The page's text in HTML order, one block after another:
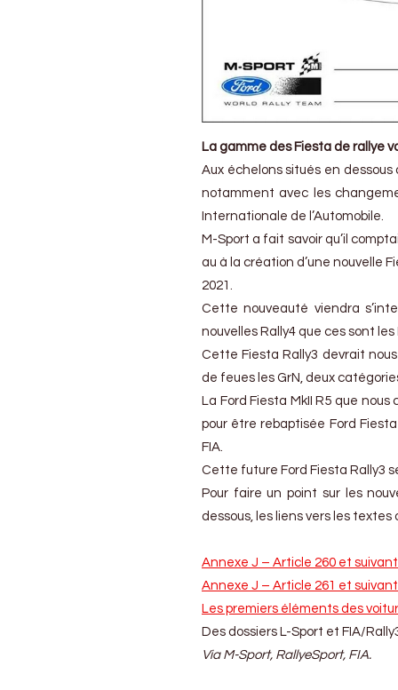
La gamme des Fiesta de rallye
Aux échelons situés en
notamment avec les
Internationale de l’Automobile.
M-Sport a fait savoir qu’il
au à la création d’une nouvelle
2021.
Cette nouveauté viendra
nouvelles Rally4 que ces sont
Cette Fiesta Rally3 devrait
de feues les GrN, deux
La Ford Fiesta MkII R5 que
pour être rebaptisée Ford
FIA.
Cette future Ford Fiesta Rally3
Pour faire un point sur les
dessous, les liens vers les
Annexe J – Article 260 et
Annexe J – Article 261 et
Les premiers éléments des
Des dossiers L-Sport et FIA/
Via M-Sport, RallyeSport, FIA.